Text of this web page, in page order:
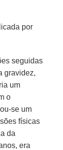
por
seguidas
gravidez,
um
o
se um
físicas
da
era